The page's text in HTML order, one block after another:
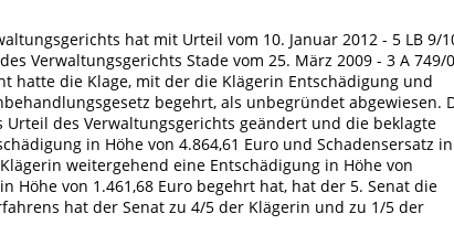
hat mit Urteil vom 10. Januar 2012 - 5 LB 9/
Verwaltungsgerichts Stade vom 25. März 2009 - 3 A 749/
hatte die Klage, mit der die Klägerin Entschädigung und
begehrt, als unbegründet abgewiesen.
des Verwaltungsgerichts geändert und die beklagte
in Höhe von 4.864,61 Euro und Schadensersatz in
weitergehend eine Entschädigung in Höhe von
Höhe von 1.461,68 Euro begehrt hat, hat der 5. Senat die
hat der Senat zu 4/5 der Klägerin und zu 1/5 der